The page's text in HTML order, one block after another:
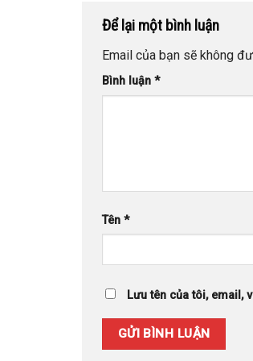
Để lại một bình luận
Email của bạn sẽ không
Bình luận *
Tên *
Lưu tên của tôi, email,